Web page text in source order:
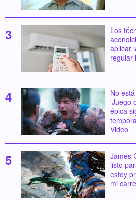
Los
aplicar
regular
No
'Juego
épica
Video
James
listo
estoy
mi